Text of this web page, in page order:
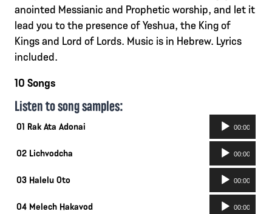
anointed Messianic and Prophetic worship, and let it
lead you to the presence of Yeshua, the King of
Kings and Lord of Lords. Music is in Hebrew. Lyrics
included.
10 Songs
Listen to song samples:
01 Rak Ata Adonai Ljudspelare 00:00
02 Lichvodcha Ljudspelare 00:00
03 Halelu Oto Ljudspelare 00:00
04 Melech Hakavod Ljudspelare 00:00